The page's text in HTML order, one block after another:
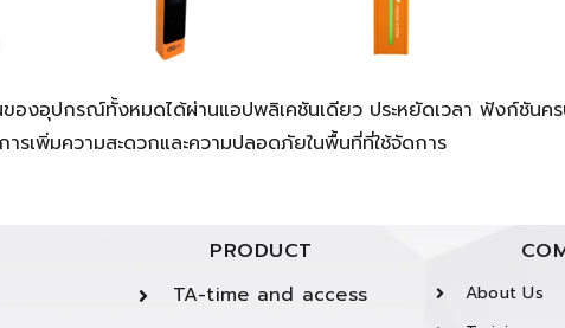
องอุปกรณ์ทั้งหมดได้ผ่านแอปพลิเคชันเดียว ประหยัดเวลา ฟังก์ชันค
เพิ่มความสะดวกและความปลอดภัยในพื้นที่ที่ใช้จัดการ
PRODUCT
TA-time and access
About Us